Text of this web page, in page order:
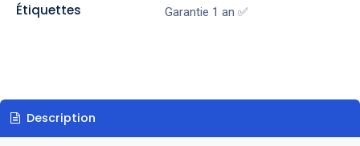
Étiquettes Garantie 1 an ✅
Description